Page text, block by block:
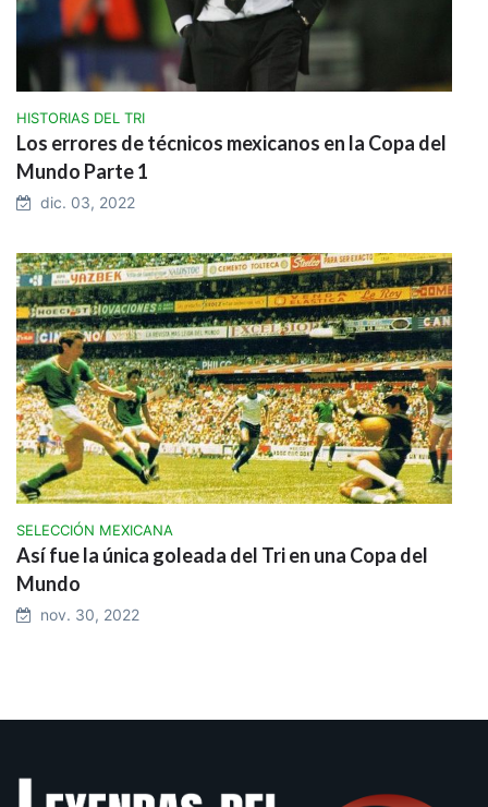
HISTORIAS DEL TRI
Los errores de técnicos mexicanos en la Copa del
Mundo Parte 1
dic. 03, 2022
SELECCIÓN MEXICANA
Así fue la única goleada del Tri en una Copa del
Mundo
nov. 30, 2022